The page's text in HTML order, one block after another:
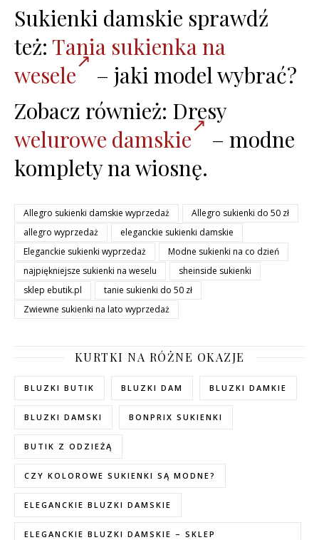
Sukienki damskie sprawdź
też: Tania sukienka na
wesele
– jaki model wybrać?
Zobacz również: Dresy
welurowe damskie
– modne
komplety na wiosnę.
Allegro sukienki damskie wyprzedaż
Allegro sukienki do 50 zł
allegro wyprzedaż
eleganckie sukienki damskie
Eleganckie sukienki wyprzedaż
Modne sukienki na co dzień
najpiękniejsze sukienki na weselu
sheinside sukienki
sklep ebutik.pl
tanie sukienki do 50 zł
Zwiewne sukienki na lato wyprzedaż
KURTKI NA RÓŻNE OKAZJE
BLUZKI BUTIK BLUZKI DAM BLUZKI DAMKIE
BLUZKI DAMSKI BONPRIX SUKIENKI
BUTIK Z ODZIEŻĄ
CZY KOLOROWE SUKIENKI SĄ MODNE?
ELEGANCKIE BLUZKI DAMSKIE
ELEGANCKIE BLUZKI DAMSKIE – SKLEP